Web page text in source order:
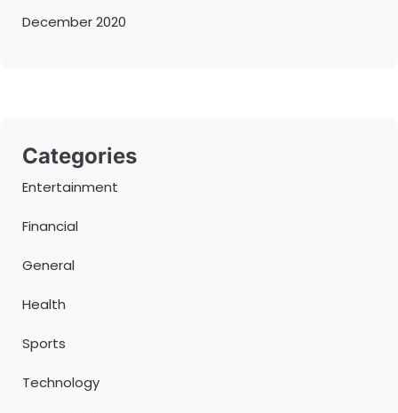
December 2020
Categories
Entertainment
Financial
General
Health
Sports
Technology